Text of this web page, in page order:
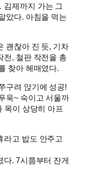
제까지 가는 그
았다. 아침을 먹는
괜찮아 진 듯, 기차
전, 철판 작전을 총
찾아 헤매였다.
구려 앉기에 성공!
욱~ 숙이고 서울까
목이 상당히 아프
고 밥도 안주고
다. 7시쯤부터 잔게